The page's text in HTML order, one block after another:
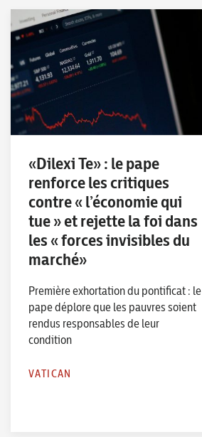
«Dilexi Te» : le pape
renforce les critiques
contre « l’économie qui
tue » et rejette la foi dans
les « forces invisibles du
marché»
Première exhortation du pontificat : le
pape déplore que les pauvres soient
rendus responsables de leur
condition
VATICAN